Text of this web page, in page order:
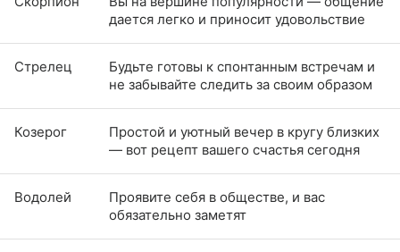
дается легко и приносит удовольствие
Стрелец
Будьте готовы к спонтанным встречам и
не забывайте следить за своим образом
Козерог
Простой и уютный вечер в кругу близких
— вот рецепт вашего счастья сегодня
Водолей
Проявите себя в обществе, и вас
обязательно заметят